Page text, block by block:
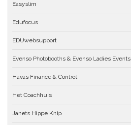
Easyslim
Edufocus
EDUwebsupport
Evenso Photobooths & Evenso Ladies Events
Havas Finance & Control
Het Coachhuis
Janets Hippe Knip